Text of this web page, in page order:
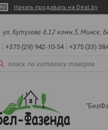
Начать продавать на Deal.by
ул. Кутузова д.12 комн.3, Минск,
+375 (29) 942-10-54 +375 (33)